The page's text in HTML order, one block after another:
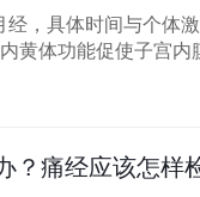
，具体时间与个体
黄体功能促使子宫
？痛经应该怎样